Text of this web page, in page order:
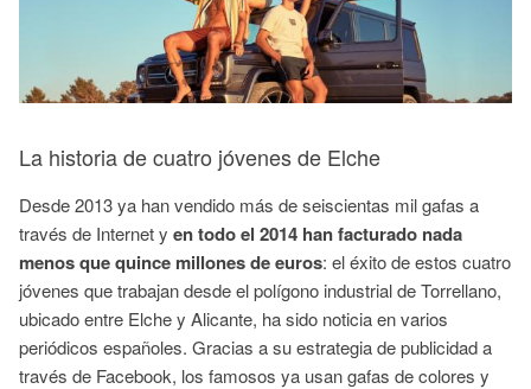
La historia de cuatro jóvenes de Elche
Desde 2013 ya han vendido más de seiscientas mil gafas a
través de Internet y en todo el 2014 han facturado nada
menos que quince millones de euros: el éxito de estos cuatro
jóvenes que trabajan desde el polígono industrial de Torrellano,
ubicado entre Elche y Alicante, ha sido noticia en varios
periódicos españoles. Gracias a su estrategia de publicidad a
través de Facebook, los famosos ya usan gafas de colores y